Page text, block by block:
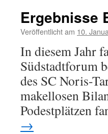
Ergebnisse
Veröffentlicht am 10.
In diesem Jahr
Südstadtforum
des SC Noris-
makellosen
Podestplätzen
→